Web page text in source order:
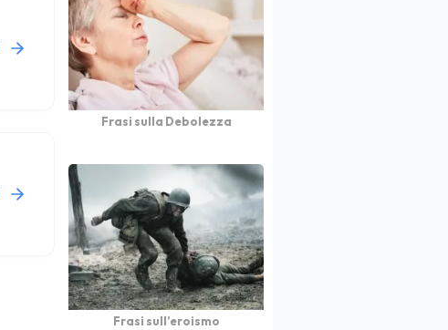
Frasi sulla Debolezza
Frasi sull’eroismo